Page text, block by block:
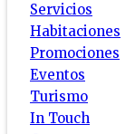
Servicios
Habitaciones
Promociones
Eventos
Turismo
In Touch